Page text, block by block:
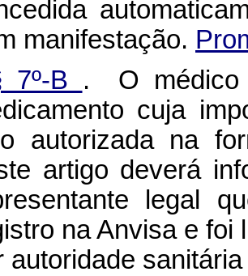
manifestação.
7º-B . O médico
cuja
autorizada na
artigo deverá
legal
na Anvisa e foi
autoridade